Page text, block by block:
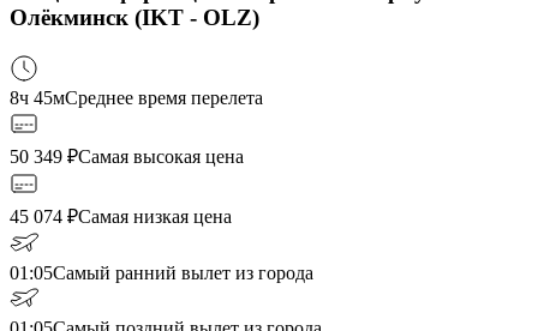
Олёкминск (IKT - OLZ)
8ч 45мСреднее время перелета
50 349 ₽Самая высокая цена
45 074 ₽Самая низкая цена
01:05Самый ранний вылет из города